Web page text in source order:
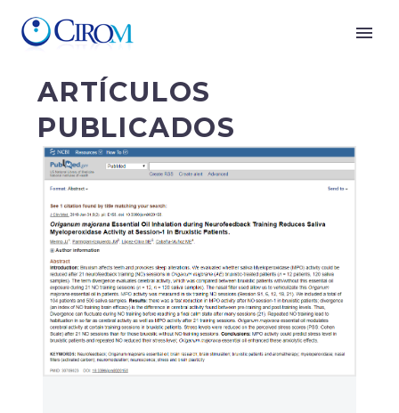
ARTÍCULOS
PUBLICADOS